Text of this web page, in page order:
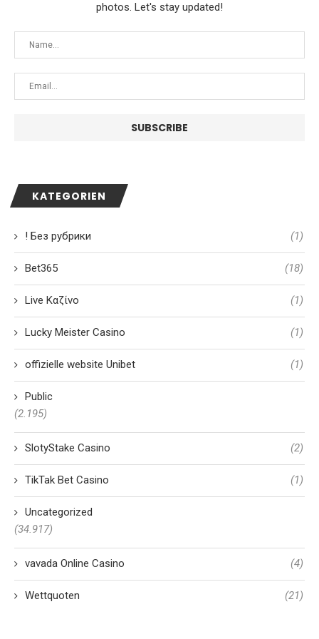
photos. Let's stay updated!
KATEGORIEN
! Без рубрики (1)
Bet365 (18)
Live Καζίνο (1)
Lucky Meister Casino (1)
offizielle website Unibet (1)
Public
(2.195)
SlotyStake Casino (2)
TikTak Bet Casino (1)
Uncategorized
(34.917)
vavada Online Casino (4)
Wettquoten (21)